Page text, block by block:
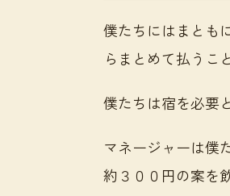
僕たちにはまとも
らまとめて払うこ
僕たちは宿を必要
マネージャーは僕
約３００円の案を